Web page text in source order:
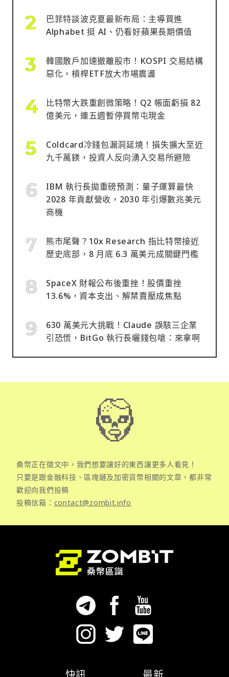
巴菲特談波克夏最新布局：主導買進
Alphabet 挺 AI、仍看好蘋果長期價值
韓國散戶加速撤離股市！KOSPI 交易結構
惡化，槓桿ETF放大市場震盪
比特幣大跌重創微策略！Q2 帳面虧損 82
億美元，連五週暫停買幣屯現金
Coldcard冷錢包漏洞延燒！損失擴大至近
九千萬鎂，投資人反向湧入交易所避險
IBM 執行長拋重磅預測：量子運算最快
2028 年貢獻營收，2030 年引爆數兆美元
商機
熊市尾聲？10x Research 指比特幣接近
歷史底部，8 月底 6.3 萬美元成關鍵門檻
SpaceX 財報公布後重挫！股價重挫
13.6%，資本支出、解禁賣壓成焦點
630 萬美元大挑戰！Claude 誤駭三企業
引恐慌，BitGo 執行長曬錢包嗆：來拿啊
桑幣正在徵文中，我們想要讓好的東西讓更多人看見！
只要是跟金融科技、區塊鏈及加密貨幣相關的文章，都非常
歡迎向我們投稿
投稿信箱： contact@zombit.info